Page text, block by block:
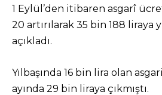
1 Eylül’den itibaren asgarî
20 artırılarak 35 bin 188
açıkladı.
Yılbaşında 16 bin lira olan
ayında 29 bin liraya çıkmıştı.